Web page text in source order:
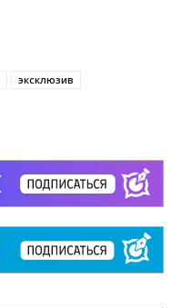
эксклюзив